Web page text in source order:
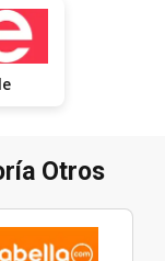
Otros